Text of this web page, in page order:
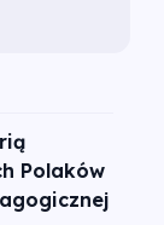
Polaków